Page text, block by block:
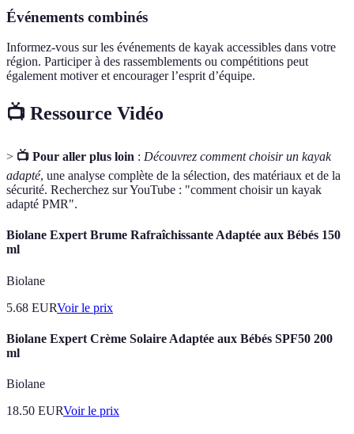
Événements combinés
Informez-vous sur les événements de kayak accessibles dans votre
région. Participer à des rassemblements ou compétitions peut
également motiver et encourager l’esprit d’équipe.
📺 Ressource Vidéo
> 📺 Pour aller plus loin : Découvrez comment choisir un kayak
adapté, une analyse complète de la sélection, des matériaux et de la
sécurité. Recherchez sur YouTube : "comment choisir un kayak
adapté PMR".
Biolane Expert Brume Rafraîchissante Adaptée aux Bébés 150
ml
Biolane
5.68 EURVoir le prix
Biolane Expert Crème Solaire Adaptée aux Bébés SPF50 200
ml
Biolane
18.50 EURVoir le prix